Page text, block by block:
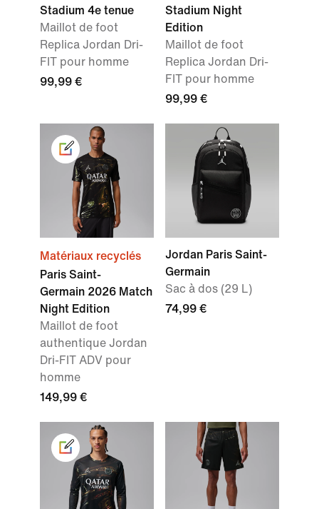
Stadium 4e tenue
Maillot de foot
Replica Jordan Dri-
FIT pour homme
99,99 €
Stadium Night
Edition
Maillot de foot
Replica Jordan Dri-
FIT pour homme
99,99 €
Matériaux recyclés
Paris Saint-
Germain 2026 Match
Night Edition
Maillot de foot
authentique Jordan
Dri-FIT ADV pour
homme
149,99 €
Jordan Paris Saint-
Germain
Sac à dos (29 L)
74,99 €